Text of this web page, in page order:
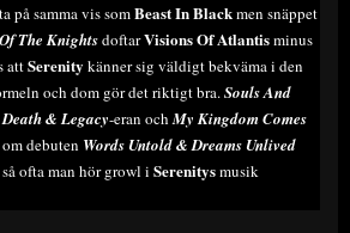
på samma vis somBeast In Blackmen snäppet
The KnightsdoftarVisions Of Atlantisminus
attSerenity känner sig väldigt bekväma i den
och dom gör det riktigt bra.Souls And
Death & Legacy-eran ochMy Kingdom Comes
debuten Words Untold & Dreams Unlived
ofta man hör growl i Serenitysmusik